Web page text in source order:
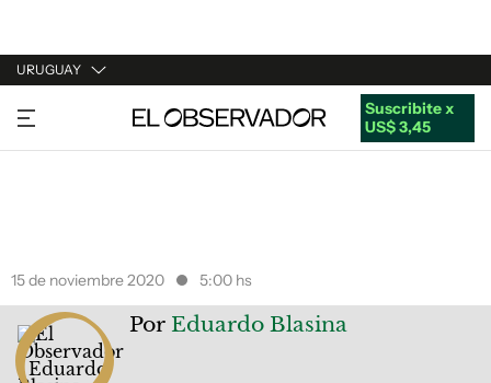
URUGUAY
URUGUAY
ARGENTINA
Suscribite x
US$ 3,45
15 de noviembre 2020 5:00 hs
Por Eduardo Blasina